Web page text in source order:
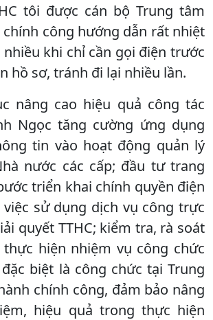
tôi được cán bộ Trung tâm
chính công hướng dẫn rất nhiệt
khi chỉ cần gọi điện trước
hồ sơ, tránh đi lại nhiều lần.
nâng cao hiệu quả công tác
Ngọc tăng cường ứng dụng
tin vào hoạt động quản lý
nước các cấp; đầu tư trang
triển khai chính quyền điện
sử dụng dịch vụ công trực
quyết TTHC; kiểm tra, rà soát
thực hiện nhiệm vụ công chức
biệt là công chức tại Trung
chính công, đảm bảo nâng
hiệu quả trong thực hiện